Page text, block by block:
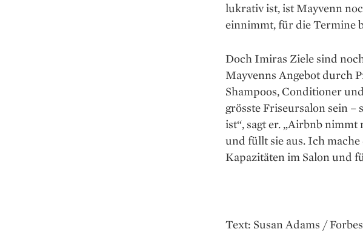
lukrativ ist, ist Mayvenn
einnimmt, für die Termine
Doch Imiras Ziele sind
Mayvenns Angebot durch
Shampoos, Conditioner
grösste Friseursalon sein –
ist“, sagt er. „Airbnb
und füllt sie aus. Ich
Kapazitäten im Salon und
Text: Susan Adams /